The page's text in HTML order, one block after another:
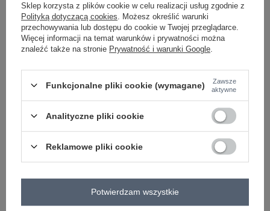
czarny
Zobacz wszystkie kolory (+1)
ZALOGUJ SIĘ I ZOBACZ CENĘ
Masz pytanie? Chętnie pomożemy.
skład materiału : 99% poliester, 1% elastan
Sklep korzysta z plików cookie w celu realizacji usług zgodnie z
Polityką dotyczącą cookies . Możesz określić warunki
przechowywania lub dostępu do cookie w Twojej przeglądarce.
Więcej informacji na temat warunków i prywatności można
znaleźć także na stronie Prywatność i warunki Google
Funkcjonalne pliki cookie (wymagane)
Zawsze
aktywne
Analityczne pliki cookie
Reklamowe pliki cookie
Potwierdzam wszystkie